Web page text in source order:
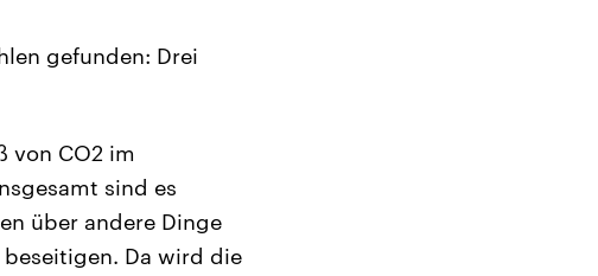
gefunden: Drei
von CO2 im
sind es
über andere Dinge
Da wird die